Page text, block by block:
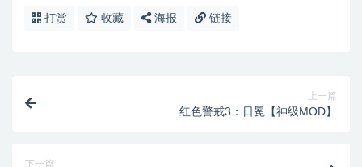
打赏 收藏 海报 链接
上一篇
红色警戒3：日冕【神级MOD】
下一篇